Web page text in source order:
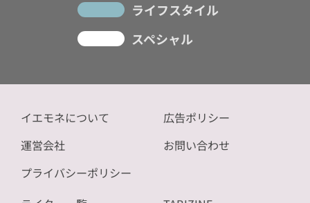
ライフスタイル
スペシャル
イエモネについて
運営会社
プライバシーポリシー
広告ポリシー
お問い合わせ